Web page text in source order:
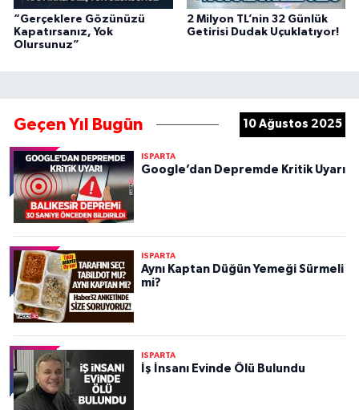
“Gerçeklere Gözünüzü
Kapatırsanız, Yok
Olursunuz”
2 Milyon TL’nin 32 Günlük
Getirisi Dudak Uçuklatıyor!
Geçen Yıl Bugün 10 Ağustos 2025
ISPARTA
Google’dan Depremde Kritik Uyarı
ISPARTA
Aynı Kaptan Düğün Yemeği Sürmeli
mi?
ISPARTA
İş İnsanı Evinde Ölü Bulundu